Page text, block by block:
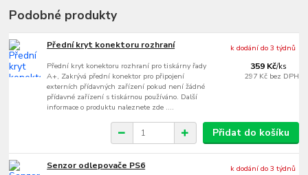
Podobné produkty
Přední kryt konektoru rozhraní
Přední kryt konektoru rozhraní pro tiskárny řady
A+, Zakrývá přední konektor pro připojení
externích přídavných zařízení pokud není žádné
přídavné zařízení s tiskárnou používáno. Další
informace o produktu naleznete zde ....
359 Kč/ks
297 Kč bez DPH
k dodání do 3 týdnů
Přidat do košíku
Senzor odlepovače PS6 k dodání do 3 týdnů